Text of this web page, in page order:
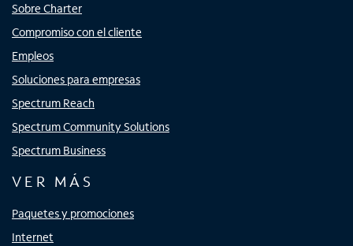
Sobre Charter
Compromiso con el cliente
Empleos
Soluciones para empresas
Spectrum Reach
Spectrum Community Solutions
Spectrum Business
VER MÁS
Paquetes y promociones
Internet